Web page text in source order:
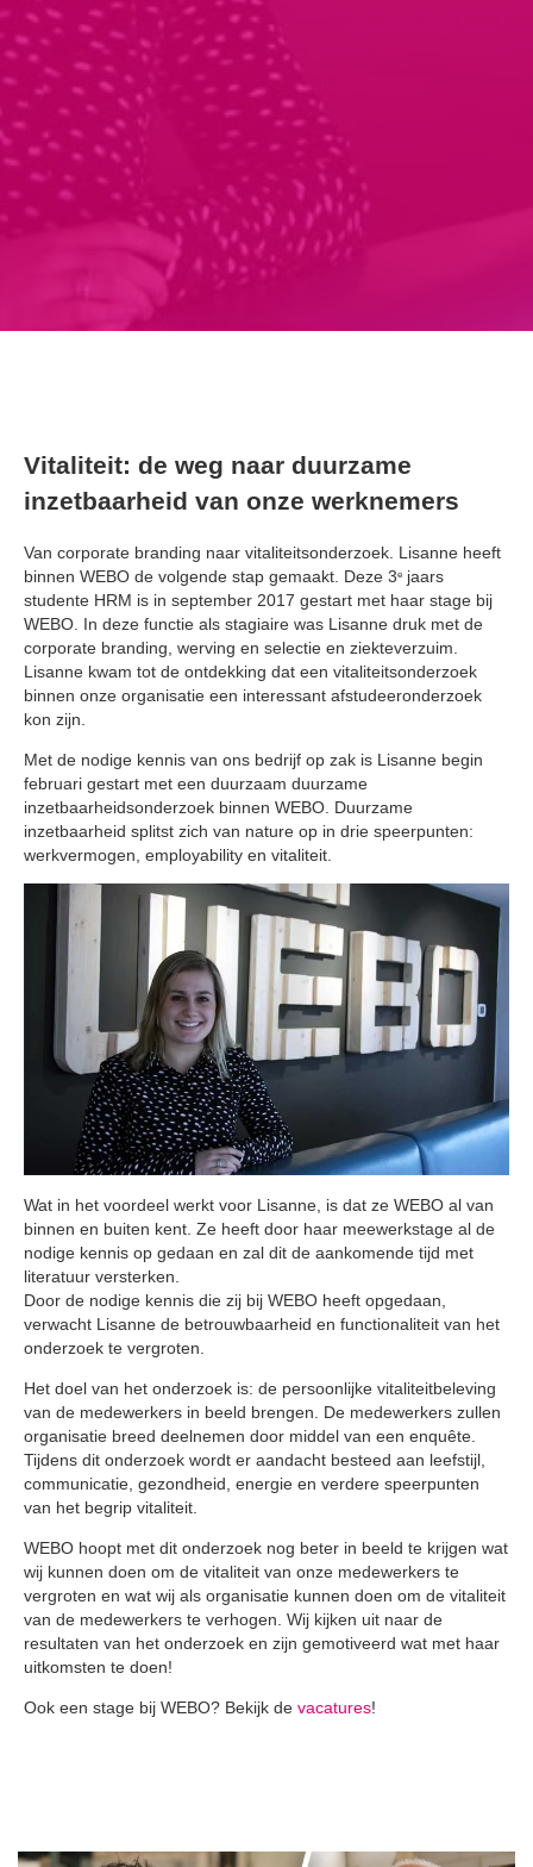
Vitaliteit: de weg naar duurzame
inzetbaarheid van onze werknemers
Van corporate branding naar vitaliteitsonderzoek. Lisanne heeft
binnen WEBO de volgende stap gemaakt. Deze 3e jaars
studente HRM is in september 2017 gestart met haar stage bij
WEBO. In deze functie als stagiaire was Lisanne druk met de
corporate branding, werving en selectie en ziekteverzuim.
Lisanne kwam tot de ontdekking dat een vitaliteitsonderzoek
binnen onze organisatie een interessant afstudeeronderzoek
kon zijn.
Met de nodige kennis van ons bedrijf op zak is Lisanne begin
februari gestart met een duurzaam duurzame
inzetbaarheidsonderzoek binnen WEBO. Duurzame
inzetbaarheid splitst zich van nature op in drie speerpunten:
werkvermogen, employability en vitaliteit.
Wat in het voordeel werkt voor Lisanne, is dat ze WEBO al van
binnen en buiten kent. Ze heeft door haar meewerkstage al de
nodige kennis op gedaan en zal dit de aankomende tijd met
literatuur versterken.
Door de nodige kennis die zij bij WEBO heeft opgedaan,
verwacht Lisanne de betrouwbaarheid en functionaliteit van het
onderzoek te vergroten.
Het doel van het onderzoek is: de persoonlijke vitaliteitbeleving
van de medewerkers in beeld brengen. De medewerkers zullen
organisatie breed deelnemen door middel van een enquête.
Tijdens dit onderzoek wordt er aandacht besteed aan leefstijl,
communicatie, gezondheid, energie en verdere speerpunten
van het begrip vitaliteit.
WEBO hoopt met dit onderzoek nog beter in beeld te krijgen wat
wij kunnen doen om de vitaliteit van onze medewerkers te
vergroten en wat wij als organisatie kunnen doen om de vitaliteit
van de medewerkers te verhogen. Wij kijken uit naar de
resultaten van het onderzoek en zijn gemotiveerd wat met haar
uitkomsten te doen!
Ook een stage bij WEBO? Bekijk de vacatures!